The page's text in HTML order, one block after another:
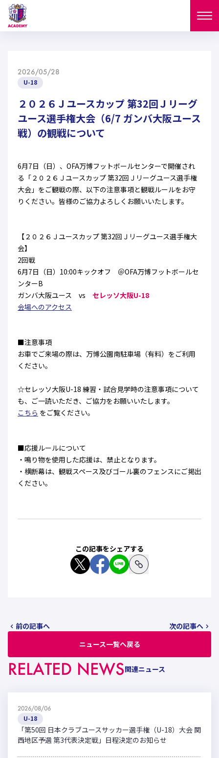
U-18
U-12 ガールズU-18
ガールズU-15 セレクション
試合日程
MATCH
U-18 U-15
西U-15 和歌山U-15
ガールズU-15
選手
U-18 U-15
ガールズU-18
ガールズU-15
スタッフ
セレクション
SELECTION
アカデミー
セレクション
フィロソフィー
2026/05/28
U-18
２０２６Ｊユースカップ 第32回Ｊリーグ
ユース選手権大会（6/7 ガンバ大阪ユース
戦）の観戦について
6月7日（日）、OFA万博フットボールセンターで開催され
る「２０２６Ｊユースカップ 第32回Ｊリーグユース選手権
大会」をご観戦の際、以下の注意事項と観戦ルールをお守
りください。皆様のご協力よろしくお願いいたします。
【２０２６Ｊユースカップ 第32回Ｊリーグユース選手権大
会】
2回戦
6月7日（日）10:00キックオフ ＠OFA万博フットボールセ
ンターB
ガンバ大阪ユース vs セレッソ大阪U-18
会場へのアクセス
■注意事項
お車でご来場の際は、万博公園南駐車場（有料）をご利用
ください。
☆セレッソ大阪U-18 練習・試合見学時の注意事項について
も、ご一読いただき、ご協力をお願いいたします。
こちら をご覧ください。
■応援ルールについて
・鳴り物を使用した応援は、禁止となります。
・横断幕は、観戦スペース及びゴール裏のフェンスにご掲出
ください。
この記事をシェアする
前の記事へ
ニュース一覧へ戻る
次の記事へ
RELATED NEWS関連ニュース
2026/08/06
U-18
「第50回 日本クラブユースサッカー選手権（U-18）大会 関
西地区予選 第3代表決定戦」日程決定のお知らせ